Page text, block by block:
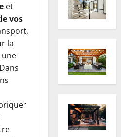
et
vos
la